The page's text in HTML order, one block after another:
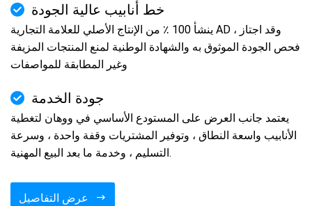
خط أنابيب عالية الجودة
ينشأ 100 ٪ من الإنتاج الأصلي للعلامة التجارية AD ، وقد اجتاز
فحص الجودة الموثوق به والشهادة الوطنية لمنع المنتجات المزيفة
وغير المطابقة للمواصفات
جودة الخدمة
يعتمد جانب العرض على المستودع الأساسي في ووهان لتغطية
الأنابيب واسعة النطاق ، وتوفير المشتريات وقفة واحدة ، وسرعة
التسليم ، وخدمة ما بعد البيع المهنية.
عرض التفاصيل